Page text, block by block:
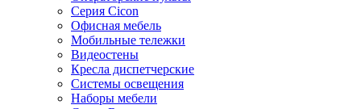
Серия Cicon
Офисная мебель
Мобильные тележки
Видеостены
Кресла диспетчерские
Системы освещения
Наборы мебели